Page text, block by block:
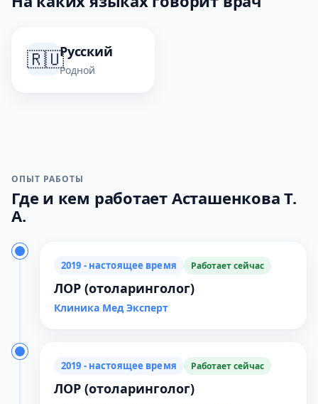
🇷🇺Русский
Родной
ОПЫТ РАБОТЫ
Где и кем работает Асташенкова Т.
А.
2019 - настоящее время Работает сейчас
ЛОР (отоларинголог)
Клиника Мед Эксперт
2019 - настоящее время Работает сейчас
ЛОР (отоларинголог)